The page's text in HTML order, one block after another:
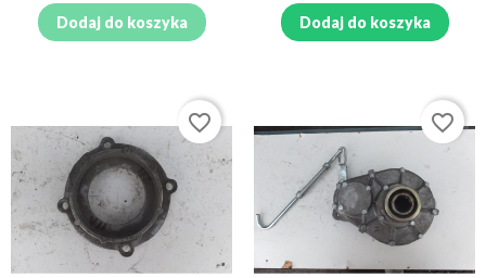
Dodaj do koszyka Dodaj do koszyka
favorite_border favorite_border